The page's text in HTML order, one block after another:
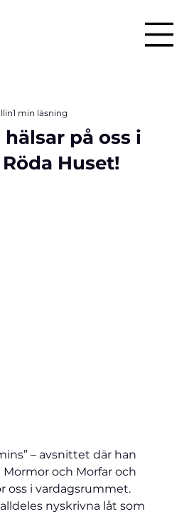
på oss i
Huset!
1 min läsning
– avsnittet där han
Mormor och Morfar och
oss i vardagsrummet.
nyskrivna låt som